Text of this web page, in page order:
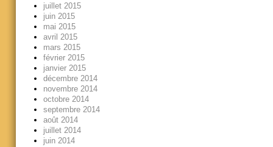
juillet 2015
juin 2015
mai 2015
avril 2015
mars 2015
février 2015
janvier 2015
décembre 2014
novembre 2014
octobre 2014
septembre 2014
août 2014
juillet 2014
juin 2014